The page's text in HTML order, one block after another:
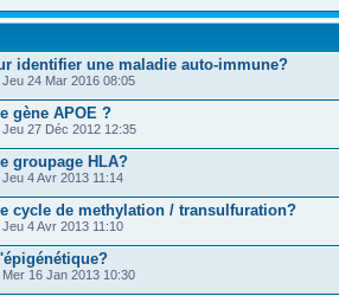
identifier une maladie auto-immune?
Jeu 24 Mar 2016 08:05
gène APOE ?
Jeu 27 Déc 2012 12:35
groupage HLA?
Jeu 4 Avr 2013 11:14
cycle de methylation / transulfuration?
Jeu 4 Avr 2013 11:10
Mer 16 Jan 2013 10:30